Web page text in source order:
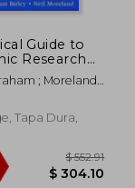
Guide to
Research
; Moreland,
Tapa Dura,